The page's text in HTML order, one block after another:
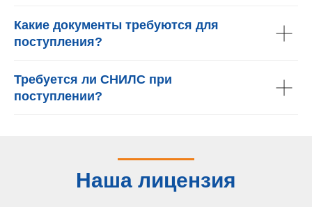
Какие документы требуются для
поступления?
Требуется ли СНИЛС при
поступлении?
Наша лицензия